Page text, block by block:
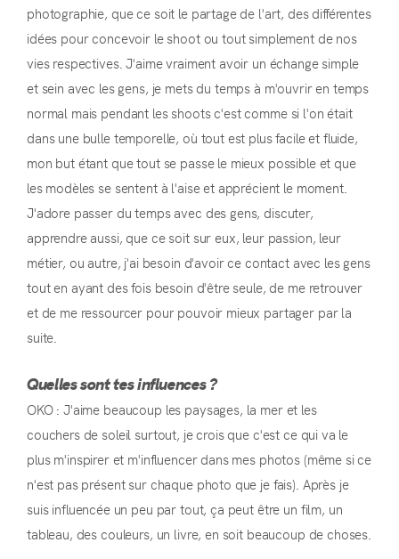
photographie, que ce soit le partage de l'art, des différentes
idées pour concevoir le shoot ou tout simplement de nos
vies respectives. J'aime vraiment avoir un échange simple
et sein avec les gens, je mets du temps à m'ouvrir en temps
normal mais pendant les shoots c'est comme si l'on était
dans une bulle temporelle, où tout est plus facile et fluide,
mon but étant que tout se passe le mieux possible et que
les modèles se sentent à l'aise et apprécient le moment.
J'adore passer du temps avec des gens, discuter,
apprendre aussi, que ce soit sur eux, leur passion, leur
métier, ou autre, j'ai besoin d'avoir ce contact avec les gens
tout en ayant des fois besoin d'être seule, de me retrouver
et de me ressourcer pour pouvoir mieux partager par la
suite.
Quelles sont tes influences ?
OKO : J'aime beaucoup les paysages, la mer et les
couchers de soleil surtout, je crois que c'est ce qui va le
plus m'inspirer et m'influencer dans mes photos (même si ce
n'est pas présent sur chaque photo que je fais). Après je
suis influencée un peu par tout, ça peut être un film, un
tableau, des couleurs, un livre, en soit beaucoup de choses.